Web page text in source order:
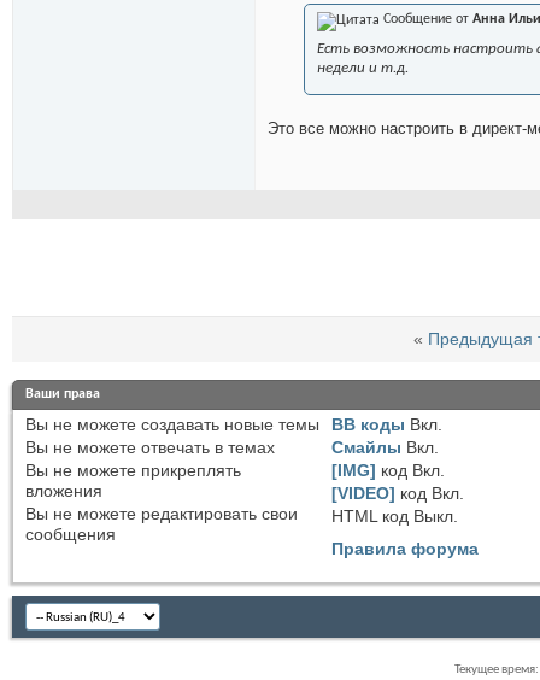
Сообщение от Анна
Есть возможность настроить
недели и т.д.
Это все можно настроить в директ-
« Предыдущая
Ваши права
Вы не можете создавать новые темы
Вы не можете отвечать в темах
Вы не можете прикреплять
вложения
Вы не можете редактировать свои
сообщения
BB коды Вкл.
Смайлы Вкл.
[IMG] код Вкл.
[VIDEO] код Вкл.
HTML код Выкл.
Правила форума
Текущее время: